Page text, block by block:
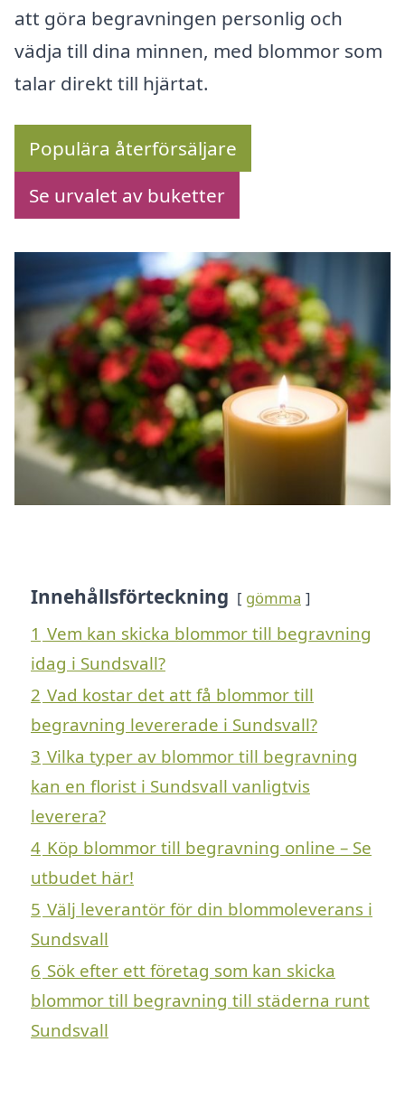
att göra begravningen personlig och
vädja till dina minnen, med blommor som
talar direkt till hjärtat.
Populära återförsäljare
Se urvalet av buketter
Innehållsförteckning gömma
1 Vem kan skicka blommor till begravning
idag i Sundsvall?
2 Vad kostar det att få blommor till
begravning levererade i Sundsvall?
3 Vilka typer av blommor till begravning
kan en florist i Sundsvall vanligtvis
leverera?
4 Köp blommor till begravning online – Se
utbudet här!
5 Välj leverantör för din blommoleverans i
Sundsvall
6 Sök efter ett företag som kan skicka
blommor till begravning till städerna runt
Sundsvall